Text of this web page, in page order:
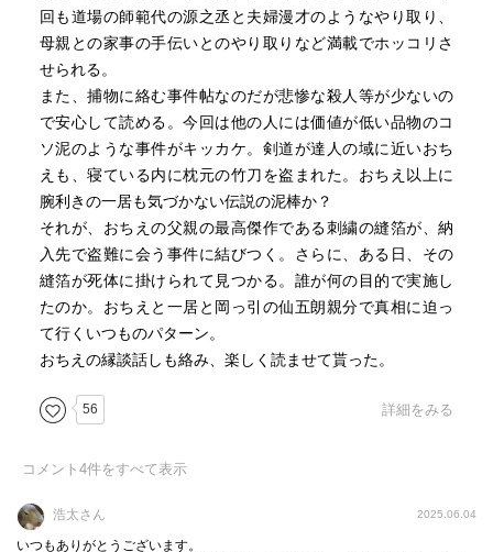
回も道場の師範代の源之丞と夫婦漫才のようなやり取り、
母親との家事の手伝いとのやり取りなど満載でホッコリさ
せられる。
また、捕物に絡む事件帖なのだが悲惨な殺人等が少ないの
で安心して読める。今回は他の人には価値が低い品物のコ
ソ泥のような事件がキッカケ。剣道が達人の域に近いおち
えも、寝ている内に枕元の竹刀を盗まれた。おちえ以上に
腕利きの一居も気づかない伝説の泥棒か？
それが、おちえの父親の最高傑作である刺繍の縫箔が、納
入先で盗難に会う事件に結びつく。さらに、ある日、その
縫箔が死体に掛けられて見つかる。誰が何の目的で実施し
たのか。おちえと一居と岡っ引の仙五朗親分で真相に迫っ
て行くいつものパターン。
おちえの縁談話しも絡み、楽しく読ませて貰った。
56 詳細をみる
コメント 4件をすべて表示
浩太さん 2025.06.04
いつもありがとうございます。